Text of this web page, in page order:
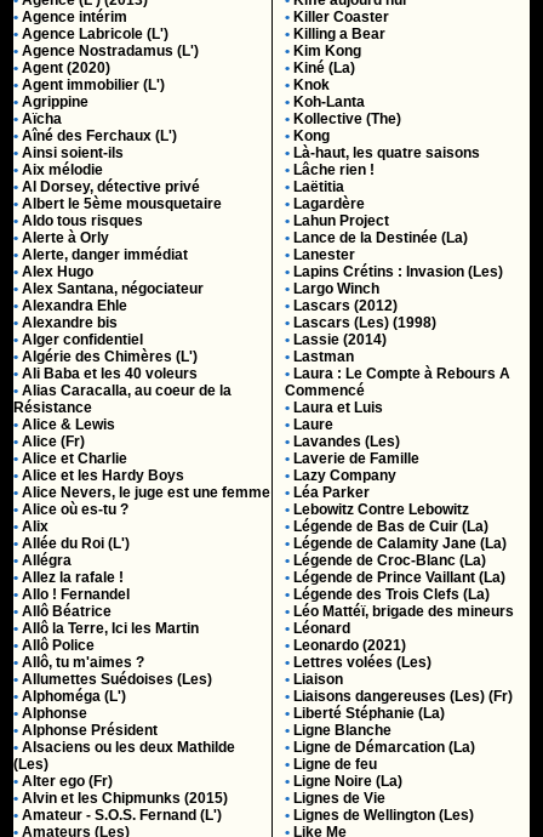
• Agence intérim
• Agence Labricole (L')
• Agence Nostradamus (L')
• Agent (2020)
• Agent immobilier (L')
• Agrippine
• Aïcha
• Aîné des Ferchaux (L')
• Ainsi soient-ils
• Aix mélodie
• Al Dorsey, détective privé
• Albert le 5ème mousquetaire
• Aldo tous risques
• Alerte à Orly
• Alerte, danger immédiat
• Alex Hugo
• Alex Santana, négociateur
• Alexandra Ehle
• Alexandre bis
• Alger confidentiel
• Algérie des Chimères (L')
• Ali Baba et les 40 voleurs
• Alias Caracalla, au coeur de la
Résistance
• Alice & Lewis
• Alice (Fr)
• Alice et Charlie
• Alice et les Hardy Boys
• Alice Nevers, le juge est une femme
• Alice où es-tu ?
• Alix
• Allée du Roi (L')
• Allégra
• Allez la rafale !
• Allo ! Fernandel
• Allô Béatrice
• Allô la Terre, Ici les Martin
• Allô Police
• Allô, tu m'aimes ?
• Allumettes Suédoises (Les)
• Alphoméga (L')
• Alphonse
• Alphonse Président
• Alsaciens ou les deux Mathilde
(Les)
• Alter ego (Fr)
• Alvin et les Chipmunks (2015)
• Amateur - S.O.S. Fernand (L')
• Amateurs (Les)
• Killer Coaster
• Killing a Bear
• Kim Kong
• Kiné (La)
• Knok
• Koh-Lanta
• Kollective (The)
• Kong
• Là-haut, les quatre saisons
• Lâche rien !
• Laëtitia
• Lagardère
• Lahun Project
• Lance de la Destinée (La)
• Lanester
• Lapins Crétins : Invasion (Les)
• Largo Winch
• Lascars (2012)
• Lascars (Les) (1998)
• Lassie (2014)
• Lastman
• Laura : Le Compte à Rebours A
Commencé
• Laura et Luis
• Laure
• Lavandes (Les)
• Laverie de Famille
• Lazy Company
• Léa Parker
• Lebowitz Contre Lebowitz
• Légende de Bas de Cuir (La)
• Légende de Calamity Jane (La)
• Légende de Croc-Blanc (La)
• Légende de Prince Vaillant (La)
• Légende des Trois Clefs (La)
• Léo Mattéï, brigade des mineurs
• Léonard
• Leonardo (2021)
• Lettres volées (Les)
• Liaison
• Liaisons dangereuses (Les) (Fr)
• Liberté Stéphanie (La)
• Ligne Blanche
• Ligne de Démarcation (La)
• Ligne de feu
• Ligne Noire (La)
• Lignes de Vie
• Lignes de Wellington (Les)
• Like Me